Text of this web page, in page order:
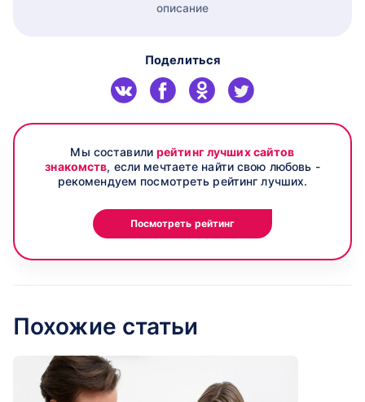
описание
Поделиться
Мы составилирейтинг лучших сайтов
знакомств, если мечтаете найти свою любовь -
рекомендуем посмотреть рейтинг лучших.
Посмотреть рейтинг
Похожие статьи